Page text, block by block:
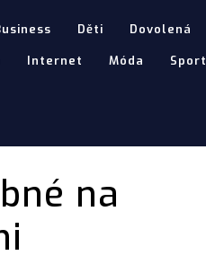
Děti Dovolená
Internet Móda Sport
na